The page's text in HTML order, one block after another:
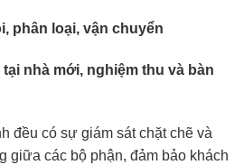
phân loại, vận chuyển
nhà mới, nghiệm thu và bàn
đều có sự giám sát chặt chẽ và
giữa các bộ phận, đảm bảo khách